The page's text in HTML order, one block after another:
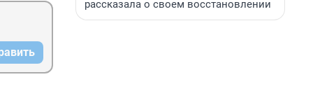
рассказала о своем восстановлении